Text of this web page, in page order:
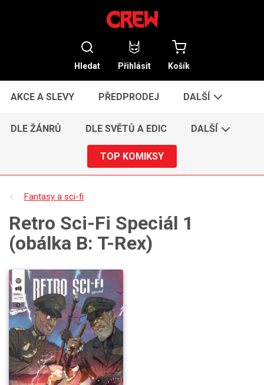
Hledat Přihlásit Košík
AKCE A SLEVY PŘEDPRODEJ DALŠÍ
DLE ŽÁNRŮ DLE SVĚTŮ A EDIC DALŠÍ
TOP KOMIKSY
Fantasy a sci-fi
Retro Sci-Fi Speciál 1
(obálka B: T-Rex)